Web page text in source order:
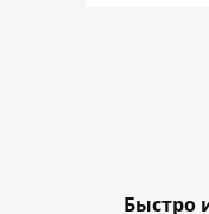
Быстро